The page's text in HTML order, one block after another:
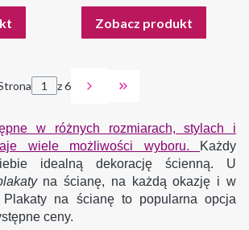
Zobacz produkt
z 6 Przejdź do ostatniej
w różnych rozmiarach, stylach i
wiele możliwości wyboru.
Każdy
idealną dekorację ścienną. U
na ścianę, na każdą okazję i w
Plakaty na ścianę to popularna opcja
ceny.